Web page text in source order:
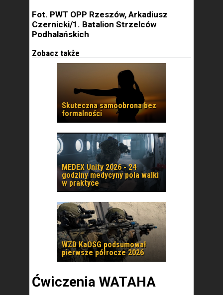
Fot. PWT OPP Rzeszów, Arkadiusz
Czernicki/1. Batalion Strzelców
Podhalańskich
Zobacz także
Skuteczna samoobrona bez
formalności
MEDEX Unity 2026 - 24
godziny medycyny pola walki
w praktyce
WZD KaOSG podsumował
pierwsze półrocze 2026
Ćwiczenia WATAHA